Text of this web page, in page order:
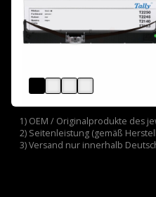
1) OEM / Originalprodukte des
2) Seitenleistung (gemäß
3) Versand nur innerhalb